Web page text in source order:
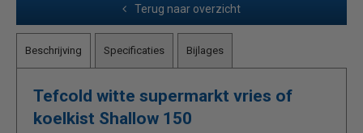
Terug naar overzicht
Beschrijving Specificaties Bijlages
Tefcold witte supermarkt vries of
koelkist Shallow 150